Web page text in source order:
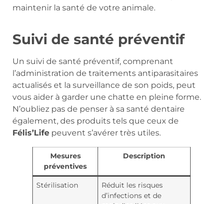
maintenir la santé de votre animale.
Suivi de santé préventif
Un suivi de santé préventif, comprenant
l’administration de traitements antiparasitaires
actualisés et la surveillance de son poids, peut
vous aider à garder une chatte en pleine forme.
N’oubliez pas de penser à sa santé dentaire
également, des produits tels que ceux de
Félis’Life peuvent s’avérer très utiles.
Mesures
préventives
Description
Stérilisation
Réduit les risques
d’infections et de